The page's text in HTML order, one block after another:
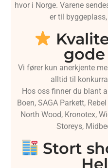
hvor i Norge. Varene
er til
Vi fører kun anerkjente
alltid til
Hos oss finner du blant
Boen, SAGA Parkett,
North Wood, Kronotex,
Storeys,
Stort